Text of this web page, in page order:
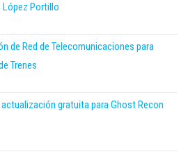
López Portillo
de Red de Telecomunicaciones para
Trenes
gratuita para Ghost Recon